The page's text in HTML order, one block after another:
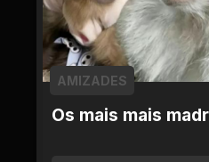
Os mais mais
AMIZADES